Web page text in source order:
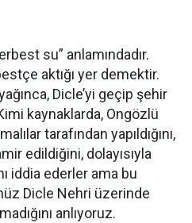
su” anlamındadır.
aktığı yer demektir.
Dicle’yi geçip şehir
kaynaklarda, Ongözlü
tarafından yapıldığını,
edildiğini, dolayısıyla
iddia ederler ama bu
Dicle Nehri üzerinde
anlıyoruz.